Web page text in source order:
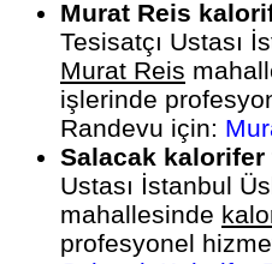
Murat Reis
Tesisatçı Ustası
Murat Reis
işlerinde
Randevu için:
Salacak kalorifer
Ustası İstanbul
mahallesinde
profesyonel